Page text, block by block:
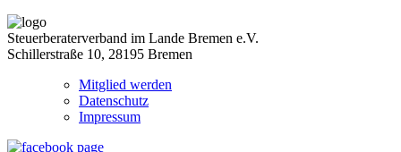
Steuerberaterverband im Lande Bremen e.V.
Schillerstraße 10, 28195 Bremen
Mitglied werden
Datenschutz
Impressum